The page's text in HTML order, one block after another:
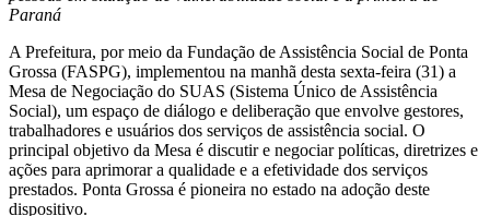
Paraná
A Prefeitura, por meio da Fundação de Assistência Social de Ponta
Grossa (FASPG), implementou na manhã desta sexta-feira (31) a
Mesa de Negociação do SUAS (Sistema Único de Assistência
Social), um espaço de diálogo e deliberação que envolve gestores,
trabalhadores e usuários dos serviços de assistência social. O
principal objetivo da Mesa é discutir e negociar políticas, diretrizes e
ações para aprimorar a qualidade e a efetividade dos serviços
prestados. Ponta Grossa é pioneira no estado na adoção deste
dispositivo.